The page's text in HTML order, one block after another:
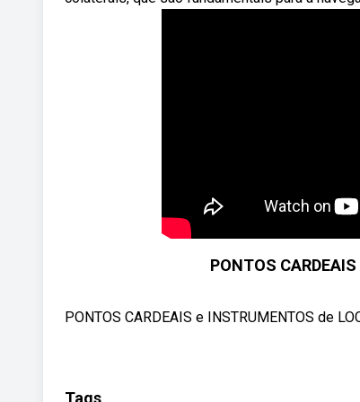
PONTOS
PONTOS CARDEAIS e INSTRUMENTOS de
Tags